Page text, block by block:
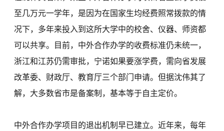
至几万元一学年，是因为在国家生均经费照常拨款的情
况下，多年来投入到这所大学中的校舍、仪器、师资都
可以共享。目前，中外合作办学的收费标准仍未统一，
浙江和江苏仍需审批，宁诺如果要涨学费，需向省发展
改革委、财政厅、教育厅三个部门申请。但据沈伟其了
解，大多数省市是备案制，基本等于自主定价。
中外合作办学项目的退出机制早已建立。近年来，每年